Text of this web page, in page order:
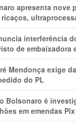
apresenta nove
interferência
de embaixadora
Mendonça exige
do PL
Bolsonaro é
em emendas Pix